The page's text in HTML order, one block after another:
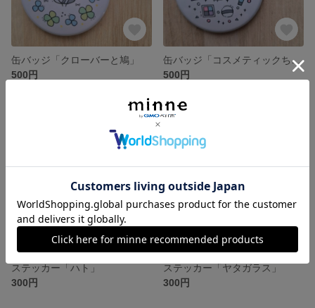
缶バッジ「クローバーと鳩」
500円
缶バッジ「コスメティックちゅん」
500円
ステッカー「ハト」
300円
ステッカー「ヤタガラス」
300円